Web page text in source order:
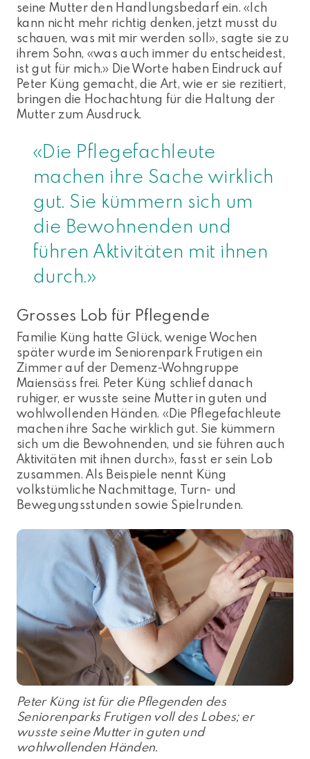
seine Mutter den Handlungsbedarf ein. «Ich
kann nicht mehr richtig denken, jetzt musst du
schauen, was mit mir werden soll», sagte sie zu
ihrem Sohn, «was auch immer du entscheidest,
ist gut für mich.» Die Worte haben Eindruck auf
Peter Küng gemacht, die Art, wie er sie rezitiert,
bringen die Hochachtung für die Haltung der
Mutter zum Ausdruck.
«Die Pflegefachleute
machen ihre Sache wirklich
gut. Sie kümmern sich um
die Bewohnenden und
führen Aktivitäten mit ihnen
durch.»
Grosses Lob für Pflegende
Familie Küng hatte Glück, wenige Wochen
später wurde im Seniorenpark Frutigen ein
Zimmer auf der Demenz-Wohngruppe
Maiensäss frei. Peter Küng schlief danach
ruhiger, er wusste seine Mutter in guten und
wohlwollenden Händen. «Die Pflegefachleute
machen ihre Sache wirklich gut. Sie kümmern
sich um die Bewohnenden, und sie führen auch
Aktivitäten mit ihnen durch», fasst er sein Lob
zusammen. Als Beispiele nennt Küng
volkstümliche Nachmittage, Turn- und
Bewegungsstunden sowie Spielrunden.
Peter Küng ist für die Pflegenden des
Seniorenparks Frutigen voll des Lobes; er
wusste seine Mutter in guten und
wohlwollenden Händen.